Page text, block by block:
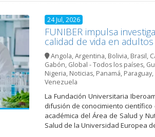
24 Jul, 2026
FUNIBER impulsa
calidad de vida en adultos
Angola,Argentina, Bolivia, Brasil,
Gabón, Global - Todos los países,
Nigeria, Noticias, Panamá, Paraguay,
Venezuela
La Fundación Universitaria
difusión de conocimiento
académica del Área de Salud y
Salud de la Universidad Europea